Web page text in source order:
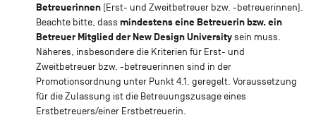
Betreuerinnen(Erst- und Zweitbetreuer bzw. -betreuerinnen).
Beachte bitte, dass mindestens eine Betreuerin bzw. ein
Betreuer Mitglied der New Design University sein muss.
Näheres, insbesondere die Kriterien für Erst- und
Zweitbetreuer bzw. -betreuerinnen sind in der
Promotionsordnung unter Punkt 4.1. geregelt. Voraussetzung
für die Zulassung ist die Betreuungszusage eines
Erstbetreuers/einer Erstbetreuerin.